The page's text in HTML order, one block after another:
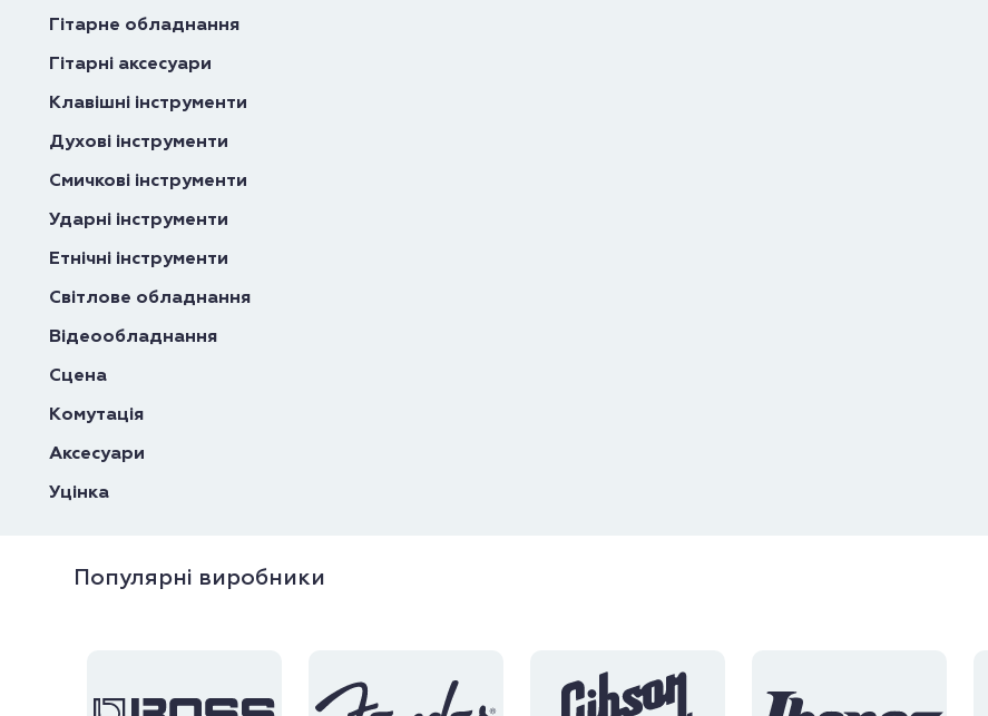
Гітарне обладнання
Гітарні аксесуари
Клавішні інструменти
Духові інструменти
Смичкові інструменти
Ударні інструменти
Етнічні інструменти
Світлове обладнання
Відеообладнання
Сцена
Комутація
Аксесуари
Уцінка
Популярні виробники